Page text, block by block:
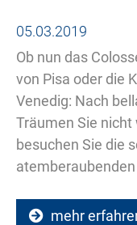
05.03.2019
Ob nun das
von Pisa oder die
Venedig: Nach
Träumen Sie
besuchen Sie die
mehr